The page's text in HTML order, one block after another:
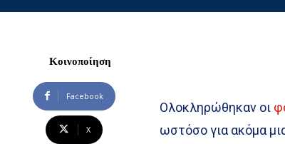
Κοινοποίηση
Facebook
X
Ολοκληρώθηκαν οι
ωστόσο για ακόμα